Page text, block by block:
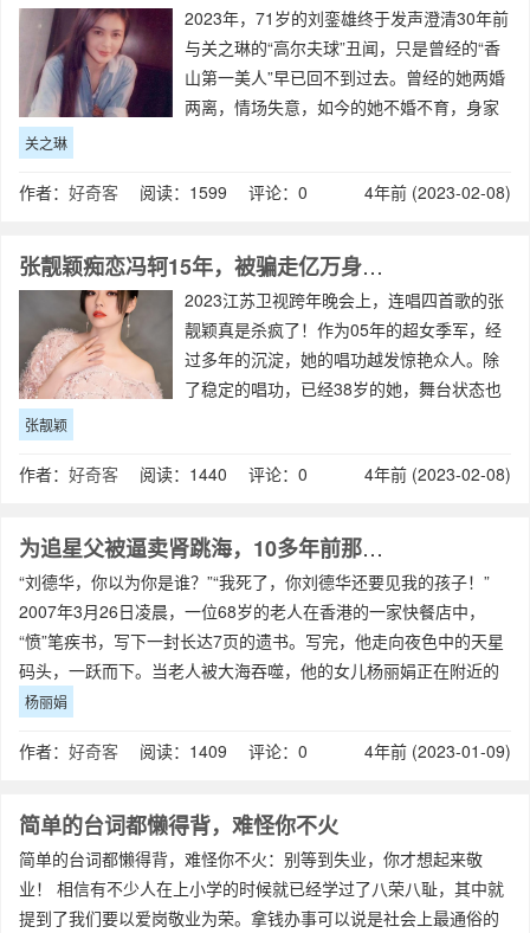
2023年，71岁的刘銮雄终于发声澄清30年前
与关之琳的“高尔夫球”丑闻，只是曾经的“香
山第一美人”早已回不到过去。曾经的她两婚
两离，情场失意，如今的她不婚不育，身家
叫关家慧，出身满族八大姓
关之琳
作者： 好奇客 阅读：1599 评论：0 4年前 (2023-02-08)
张靓颖痴恋冯轲15年，被骗走亿万身家，离婚5年后二人天差地别
2023江苏卫视跨年晚会上，连唱四首歌的张
靓颖真是杀疯了！作为05年的超女季军，经
过多年的沉淀，她的唱功越发惊艳众人。除
了稳定的唱功，已经38岁的她，舞台状态也
前，她在演唱会上逼婚冯轲，本以为会得
张靓颖
作者： 好奇客 阅读：1440 评论：0 4年前 (2023-02-08)
为追星父被逼卖肾跳海，10多年前那个要嫁刘德华的杨丽娟，如今怎样了？
“刘德华，你以为你是谁？”“我死了，你刘德华还要见我的孩子！”
2007年3月26日凌晨，一位68岁的老人在香港的一家快餐店中，
“愤”笔疾书，写下一封长达7页的遗书。写完，他走向夜色中的天星
码头，一跃而下。当老人被大海吞噬，他的女儿杨丽娟正在附近的
一间宾馆里做着“梦”，梦
杨丽娟
作者： 好奇客 阅读：1409 评论：0 4年前 (2023-01-09)
简单的台词都懒得背，难怪你不火
简单的台词都懒得背，难怪你不火：别等到失业，你才想起来敬
业！ 相信有不少人在上小学的时候就已经学过了八荣八耻，其中就
提到了我们要以爱岗敬业为荣。拿钱办事可以说是社会上最通俗的